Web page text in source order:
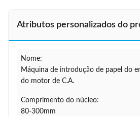
Atributos personalizados do
Nome:
Máquina de introdução de papel do
do motor de C.A.
Comprimento do núcleo:
80-300mm